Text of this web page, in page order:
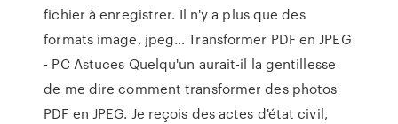
fichier à enregistrer. Il n'y a plus que des
formats image, jpeg… Transformer PDF en JPEG
- PC Astuces Quelqu'un aurait-il la gentillesse
de me dire comment transformer des photos
PDF en JPEG. Je reçois des actes d'état civil,